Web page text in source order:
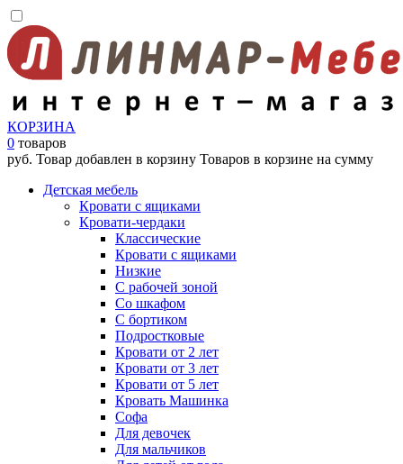
КОРЗИНА
0 товаров
руб. Товар добавлен в корзину Товаров в корзине на сумму
Детская мебель
Кровати с ящиками
Кровати-чердаки
Классические
Кровати с ящиками
Низкие
С рабочей зоной
Со шкафом
С бортиком
Подростковые
Кровати от 2 лет
Кровати от 3 лет
Кровати от 5 лет
Кровать Машинка
Софа
Для девочек
Для мальчиков